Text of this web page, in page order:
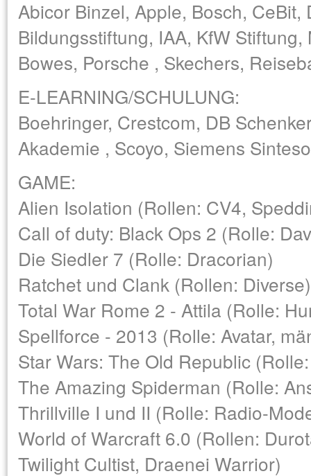
Abicor Binzel, Apple, Bosch,
Bildungsstiftung, IAA, KfW
Bowes, Porsche , Skechers,
E-LEARNING/SCHULUNG:
Boehringer, Crestcom, DB
Akademie , Scoyo, Siemens
GAME:
Alien Isolation (Rollen: CV4,
Call of duty: Black Ops 2 (Rolle:
Die Siedler 7 (Rolle: Dracorian)
Ratchet und Clank (Rollen: Diverse)
Total War Rome 2 - Attila (Rolle:
Spellforce - 2013 (Rolle: Avatar,
Star Wars: The Old Republic
The Amazing Spiderman (Rolle:
Thrillville I und II (Rolle: Radio-
World of Warcraft 6.0 (Rollen:
Twilight Cultist, Draenei Warrior)